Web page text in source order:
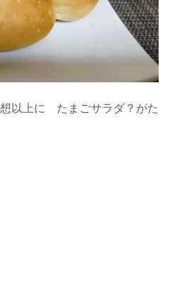
以上に たまごサラダ？がた